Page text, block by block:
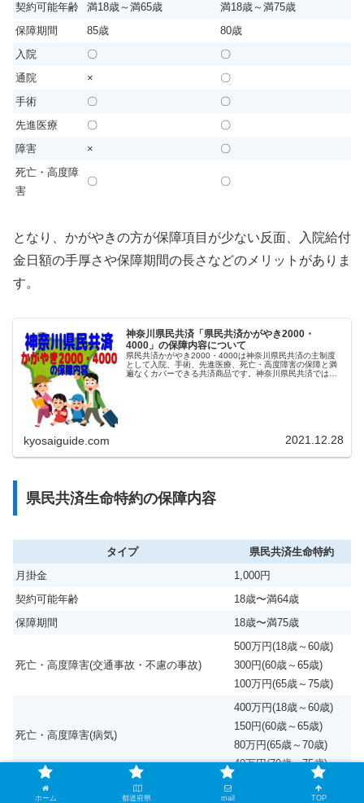
契約可能年齢
満18歳～満65歳
満18歳～満75歳
保障期間
85歳
80歳
入院
〇
〇
通院
×
〇
手術
〇
〇
先進医療
〇
〇
障害
×
〇
死亡・高度障
害
〇 〇
となり、かがやきの方が保障項目が少ない反面、入院給付
金日額の手厚さや保障期間の長さなどのメリットがありま
す。
神奈川県民共済「県民共済かがやき2000・
4000」の保障内容について
県民共済かがやき2000・4000は神奈川県民共済の主制度
として入院、手術、先進医療、死亡・高度障害の保障と満
遍なくカバーできる共済商品です。神奈川県民共済では他
kyosaiguide.com 2021.12.28
県民共済生命特約の保障内容
タイプ
県民共済生命特約
月掛金
1,000円
契約可能年齢
18歳〜満64歳
保障期間
18歳〜満75歳
死亡・高度障害(交通事故・不慮の事故)
500万円(18歳～60歳)
300円(60歳～65歳)
100万円(65歳～75歳)
死亡・高度障害(病気)
400万円(18歳～60歳)
150円(60歳～65歳)
80万円(65歳～70歳)
40万円(70歳～75歳)
ホーム 都道府県 mail TOP